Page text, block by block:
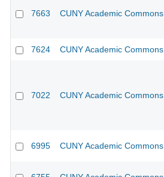
7663 CUNY Academic Commons
7624 CUNY Academic Commons
7022 CUNY Academic Commons
6995 CUNY Academic Commons